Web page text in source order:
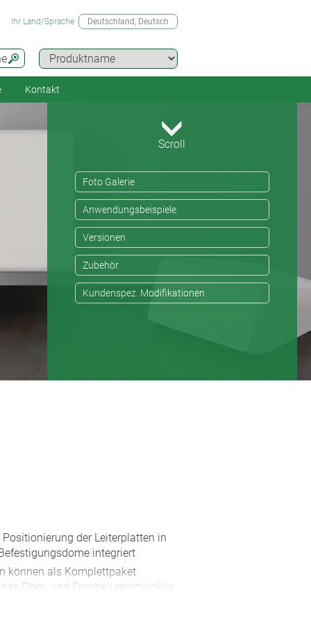
Ihr Land/Sprache Deutschland, Deutsch
Kontakt
Scroll
Foto Galerie
Anwendungsbeispiele
Versionen
Zubehör
Kundenspez. Modifikationen
der Leiterplatten in
integriert
können als Komplettpaket
Ober- und Frontteil rechtwinklig